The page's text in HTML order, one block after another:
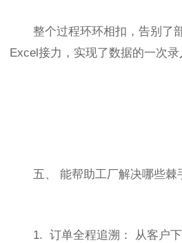
整个过程环环相扣，告别了
Excel接力，实现了数据的一次录
五、 能帮助工厂解决哪些棘
1. 订单全程追溯： 从客户下